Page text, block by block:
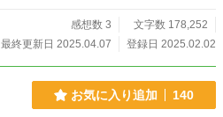
感想数 3
文字数 178,252
最終更新日 2025.04.07
登録日 2025.02.02
お気に入り追加 140